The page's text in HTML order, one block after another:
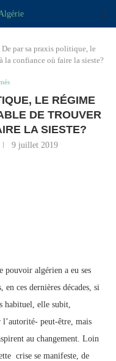
De par sa praxis politique, le
la confiance où faire la sieste?
LE RÉGIME
DE TROUVER
LA SIESTE?
9 juillet 2019
pouvoir algérien a eu ses
en ces dernières décades, si
habituel, elle subit,
peut-être, mais
au changement. Loin
crise se manifeste, de